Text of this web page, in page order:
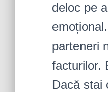
deloc pe
parteneri
facturilor.
Dacă stai